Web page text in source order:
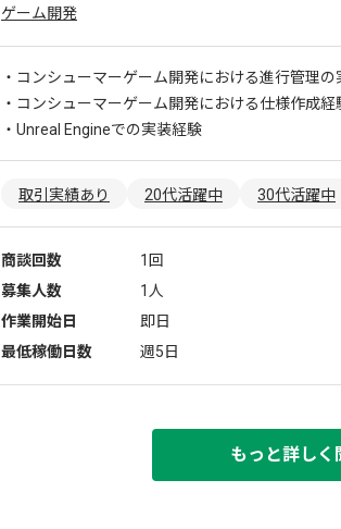
ゲーム開発
・コンシューマーゲーム開発における進行管理の
・コンシューマーゲーム開発における仕様作成
・Unreal Engineでの実装経験
取引実績あり 20代活躍中 30代活躍中
商談回数
1回
募集人数
1人
作業開始日
即日
最低稼働日数
週5日
もっと詳しく